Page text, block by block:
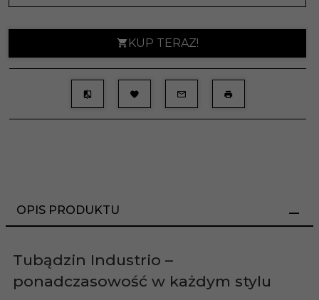
KUP TERAZ!
OPIS PRODUKTU
Tubądzin Industrio –
ponadczasowość w każdym stylu